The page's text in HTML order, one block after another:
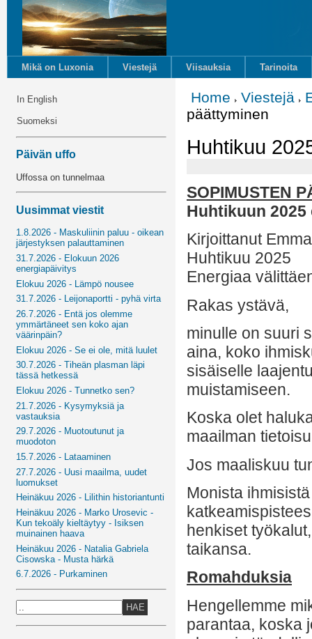
Mikä on Luxonia Viestejä Viisauksia Tarinoita
In English
Suomeksi
Päivän uffo
Uffossa on tunnelmaa
Uusimmat viestit
1.8.2026 - Maskuliinin paluu - oikean
järjestyksen palauttaminen
31.7.2026 - Elokuun 2026
energiapäivitys
Elokuu 2026 - Lämpö nousee
31.7.2026 - Leijonaportti - pyhä virta
26.7.2026 - Entä jos olemme
ymmärtäneet sen koko ajan
väärinpäin?
Elokuu 2026 - Se ei ole, mitä luulet
30.7.2026 - Tiheän plasman läpi
tässä hetkessä
Elokuu 2026 - Tunnetko sen?
21.7.2026 - Kysymyksiä ja
vastauksia
29.7.2026 - Muotoutunut ja
muodoton
15.7.2026 - Lataaminen
27.7.2026 - Uusi maailma, uudet
luomukset
Heinäkuu 2026 - Lilithin historiantunti
Heinäkuu 2026 - Marko Urosevic -
Kun tekoäly kieltäytyy - Isiksen
muinainen haava
Heinäkuu 2026 - Natalia Gabriela
Cisowska - Musta härkä
6.7.2026 - Purkaminen
HAE
Home Viestejä
päättyminen
Huhtikuu
SOPIMUSTEN
Huhtikuun
Kirjoittanut
Huhtikuu 2025
Energiaa
Rakas ystävä,
minulle on suuri
aina, koko
sisäiselle
muistamiseen.
Koska olet
maailman
Jos maaliskuu
Monista
henkiset
taikansa.
Romahduksia
Hengellemme
parantaa, koska